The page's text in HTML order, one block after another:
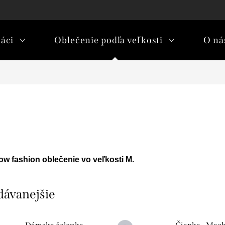
Oblečenie podľa veľkosti O
fashion oblečenie vo veľkosti M.